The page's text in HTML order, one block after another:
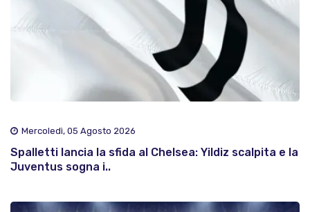
Mercoledì, 05 Agosto 2026
Spalletti lancia la sfida al Chelsea: Yildiz scalpita e la
Juventus sogna i..